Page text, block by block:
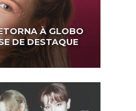
À GLOBO
DE DESTAQUE